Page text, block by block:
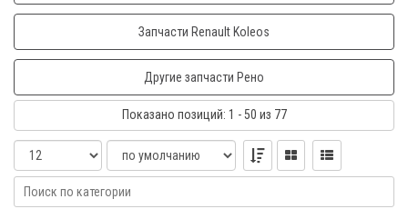
Запчасти Renault Koleos
Другие запчасти Рено
Показано позиций: 1 - 50 из 77